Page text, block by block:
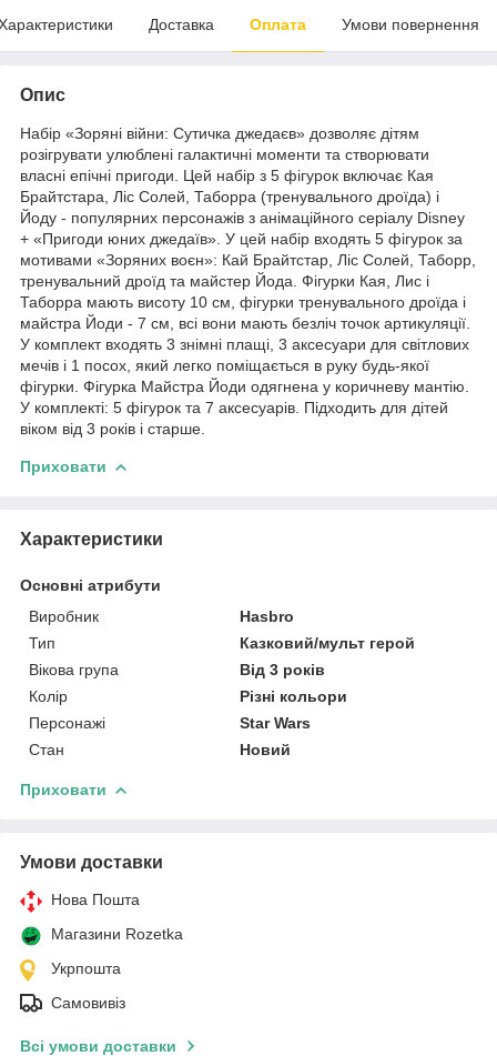
Доставка Оплата Умови повернення
Опис
Набір «Зоряні війни: Сутичка джедаєв» дозволяє дітям
розігрувати улюблені галактичні моменти та створювати
власні епічні пригоди. Цей набір з 5 фігурок включає Кая
Брайтстара, Ліс Солей, Таборра (тренувального дроїда) і
Йоду - популярних персонажів з анімаційного серіалу Disney
+ «Пригоди юних джедаїв». У цей набір входять 5 фігурок за
мотивами «Зоряних воєн»: Кай Брайтстар, Ліс Солей, Таборр,
тренувальний дроїд та майстер Йода. Фігурки Кая, Лис і
Таборра мають висоту 10 см, фігурки тренувального дроїда і
майстра Йоди - 7 см, всі вони мають безліч точок артикуляції.
У комплект входять 3 знімні плащі, 3 аксесуари для світлових
мечів і 1 посох, який легко поміщається в руку будь-якої
фігурки. Фігурка Майстра Йоди одягнена у коричневу мантію.
У комплекті: 5 фігурок та 7 аксесуарів. Підходить для дітей
віком від 3 років і старше.
Приховати
Характеристики
Основні атрибути
Виробник
Hasbro
Тип
Казковий/мульт герой
Вікова група
Від 3 років
Колір
Різні кольори
Персонажі
Star Wars
Стан
Новий
Приховати
Умови доставки
Нова Пошта
Магазини Rozetka
Укрпошта
Самовивіз
Всі умови доставки